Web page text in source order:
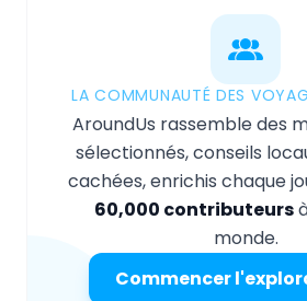
LA COMMUNAUTÉ DES
AroundUs rassemble des
sélectionnés, conseils
cachées, enrichis chaque
60,000 contributeurs
monde.
Commencer